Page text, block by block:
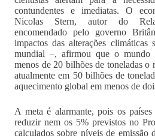
contundentes e imediatas. O
Nicolas Stern, autor do
encomendado pelo governo
impactos das alterações climáticas
mundial –, afirmou que o mundo
menos de 20 bilhões de toneladas o
atualmente em 50 bilhões de
aquecimento global em menos de
A meta é alarmante, pois os países
reduzir nem os 5% previstos no
calculados sobre níveis de emissão